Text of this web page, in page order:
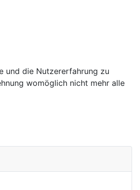
und die Nutzererfahrung zu
womöglich nicht mehr alle